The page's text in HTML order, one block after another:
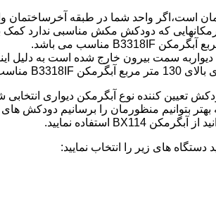
که دودکش مکش مناسبی ندارد
دیواربه سمت بیرون خارج شده است به دلیل